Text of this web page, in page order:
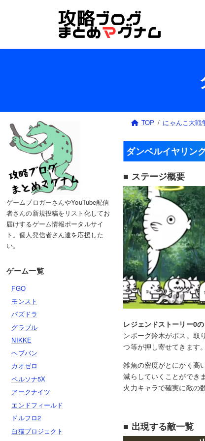
プ
動
ゲームブロガーさんやYouTube配信
者さんの新規投稿をリスト化してお
届けするゲーム情報ポータルサイ
ト。個人発信者さん達を応援した
い。
ゲーム一覧
FGO
モンスト
パズドラ
グラブル
NIKKE
ヘブバン
カオゼロ
ペルソナ5X
アークナイツ
エンドフィールド
ドルフロ2
白猫プロジェクト
TOP にゃんこ大戦
ダンベルイヤリン
■ ステージ概要
レジェンドストーリー0
ンボーグ鈴木がボス。取
つ等が押し寄せてきます。
雑魚の密度がとにかく高
減らしていくことができ
火力キャラで確実に敵の
■ 出現する敵一覧